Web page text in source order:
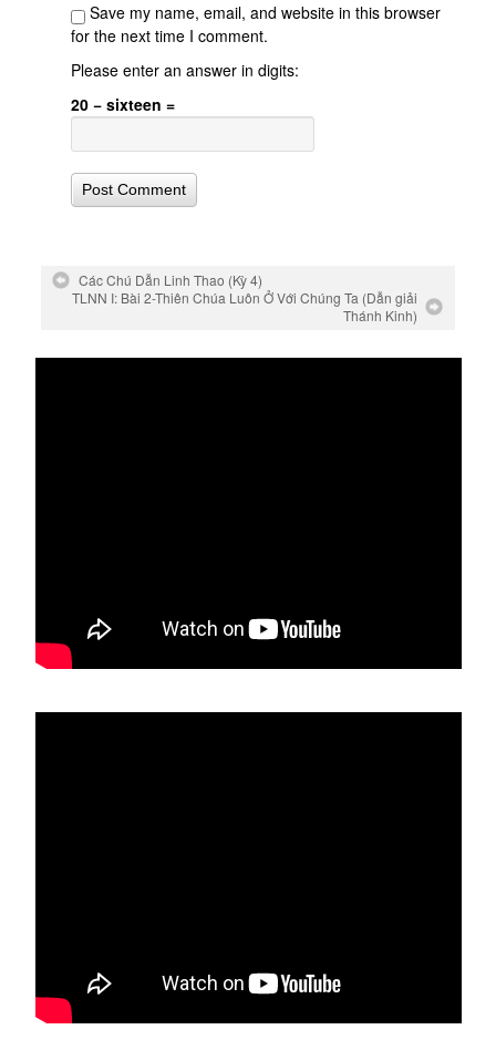
Save my name, email, and website in this browser
for the next time I comment.
Please enter an answer in digits:
20 − sixteen =
Các Chú Dẫn Linh Thao (Kỳ 4)
TLNN I: Bài 2-Thiên Chúa Luôn Ở Với Chúng Ta (Dẫn giải
Thánh Kinh)